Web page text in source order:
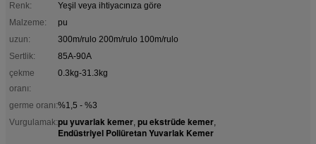
Renk:
Yeşil veya ihtiyacınıza göre
Malzeme:
pu
uzun:
300m/rulo 200m/rulo 100m/rulo
Sertlik:
85A-90A
çekme
oranı:
0.3kg-31.3kg
germe oranı:%1,5 - %3
Vurgulamak:pu yuvarlak kemer, pu ekstrüde kemer,
Endüstriyel Poliüretan Yuvarlak Kemer